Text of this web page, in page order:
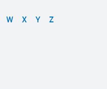
W X Y Z